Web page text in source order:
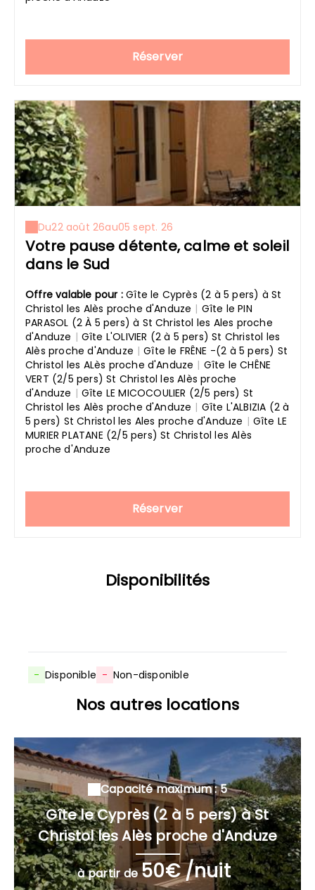
Réserver
Du22 août 26au05 sept. 26
Votre pause détente, calme et soleil
dans le Sud
Offre valable pour :Gîte le Cyprès (2 à 5 pers) à St
Christol les Alès proche d'Anduze | Gîte le PIN
PARASOL (2 À 5 pers) à St Christol les Ales proche
d'Anduze | Gîte L'OLIVIER (2 à 5 pers) St Christol les
Alès proche d'Anduze | Gîte le FRÊNE -(2 à 5 pers) St
Christol les ALès proche d'Anduze | Gîte le CHÊNE
VERT (2/5 pers) St Christol les Alès proche
d'Anduze | Gîte LE MICOCOULIER (2/5 pers) St
Christol les Alès proche d'Anduze | Gîte L'ALBIZIA (2 à
5 pers) St Christol les Ales proche d'Anduze | Gîte LE
MURIER PLATANE (2/5 pers) St Christol les Alès
proche d'Anduze
Réserver
Disponibilités
- Disponible - Non-disponible
Nos autres locations
Capacité maximum : 5
Gîte le Cyprès (2 à 5 pers) à St
Christol les Alès proche d'Anduze
à partir de50€ /nuit